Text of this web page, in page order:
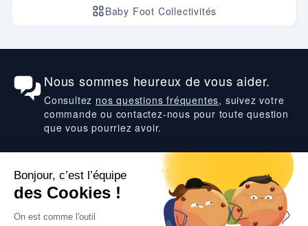
Baby Foot Collectivités
Nous sommes heureux de vous aider.
Consultez nos questions fréquentes, suivez votre
commande ou contactez-nous pour toute question
que vous pourriez avoir.
Suivez-nous